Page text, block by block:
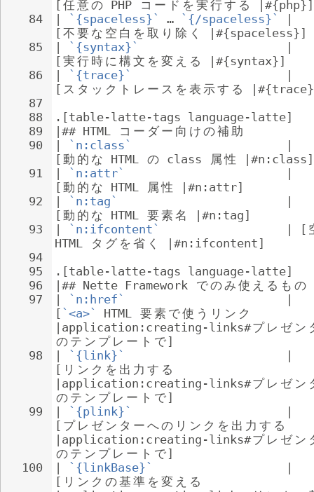
84
85
86
87
88
89
90
91
92
93
94
95
96
97
98
99
100
[ 任意 の PHP コ ー ド を 実 行す る
|#{php}]
`{spaceless}` … `{/spaceless}`
[ 不 要 な 空 白 を 取 り 除 く
|#{spaceless}]
`{syntax}`
[ 実 行 時 に 構文 を 変 え る
|#{syntax}]
`{trace}`
[ ス タ ッ ク ト レ ー ス を 表 示す る
.[table-latte-tags language-latte]
|## HTML
コ ー ダ ー 向 け の補 助
`n:class`
[ 動 的 な HTML の class 属性 |#n:class]
`n:attr`
[ 動 的 な HTML 属性 |#n:attr]
`n:tag`
[ 動 的 な HTML 要素名
|#n:tag]
`n:ifcontent`
                  | [
HTML
タ グ を 省 く
|#n:ifcontent]
.[table-latte-tags language-latte]
|## Nette Framework
でのみ 使 え る も の
`n:href`
[ `<a>` HTML 要素 で使 う リ ン ク
|application:creating-links#プ レ ゼ ン
の テ ン プ レ ー ト で ]
`{link}`
[ リ ン ク を 出 力 す る
|application:creating-links#プ レ ゼ ン
の テ ン プ レ ー ト で ]
`{plink}`
[ プ レ ゼ ン タ ー への リ ン ク を 出 力 す る
|application:creating-links#プ レ ゼ ン
の テ ン プ レ ー ト で ]
`{linkBase}`
[ リ ン ク の基 準 を 変 え る